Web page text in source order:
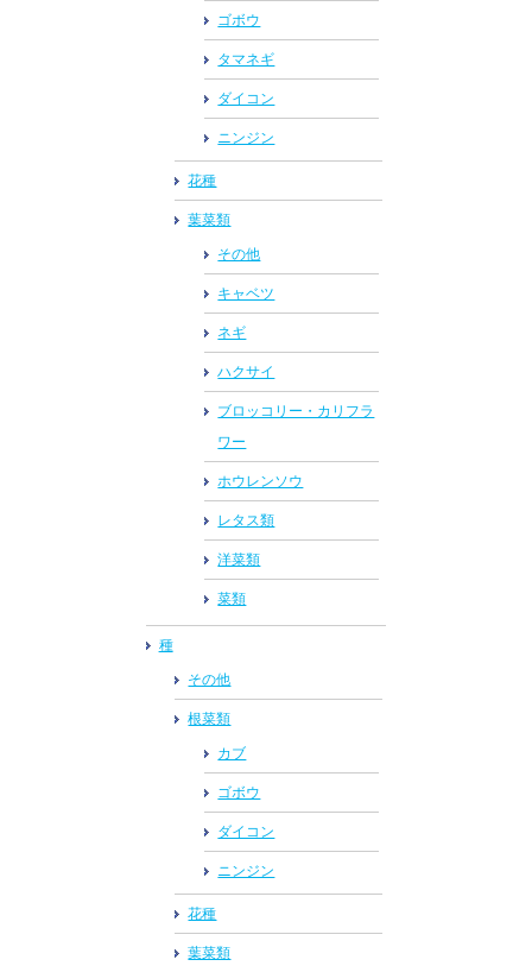
ゴボウ
タマネギ
ダイコン
ニンジン
花種
葉菜類
その他
キャベツ
ネギ
ハクサイ
ブロッコリー・カリフラ
ワー
ホウレンソウ
レタス類
洋菜類
菜類
種
その他
根菜類
カブ
ゴボウ
ダイコン
ニンジン
花種
葉菜類